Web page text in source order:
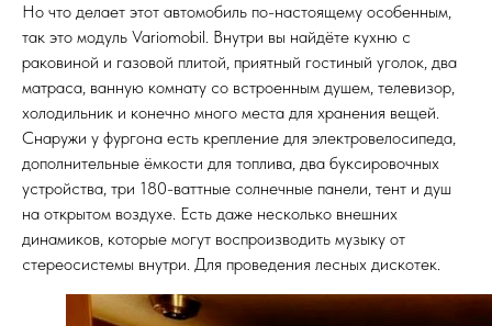
Но что делает этот автомобиль по-настоящему особенным,
так это модуль Variomobil. Внутри вы найдёте кухню с
раковиной и газовой плитой, приятный гостиный уголок, два
матраса, ванную комнату со встроенным душем, телевизор,
холодильник и конечно много места для хранения вещей.
Снаружи у фургона есть крепление для электровелосипеда,
дополнительные ёмкости для топлива, два буксировочных
устройства, три 180-ваттные солнечные панели, тент и душ
на открытом воздухе. Есть даже несколько внешних
динамиков, которые могут воспроизводить музыку от
стереосистемы внутри. Для проведения лесных дискотек.